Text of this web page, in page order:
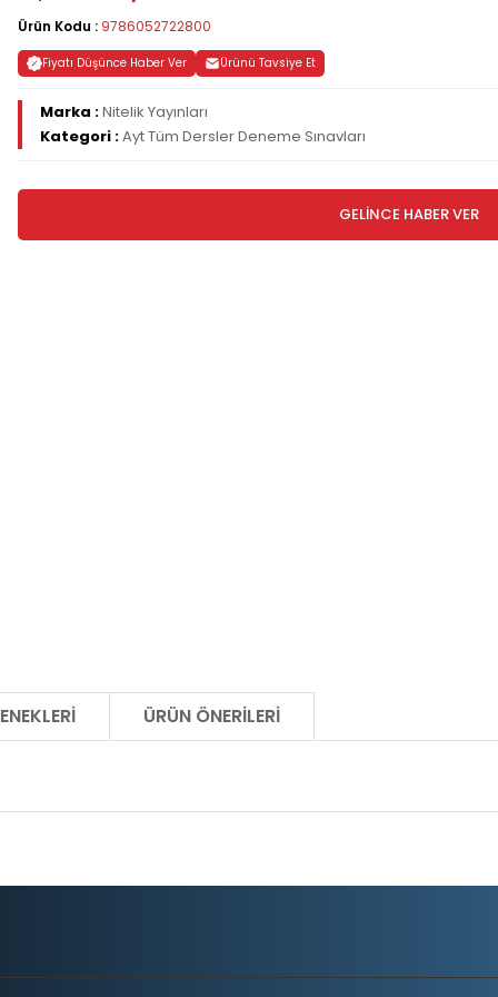
Ürün Kodu : 9786052722800
Fiyatı Düşünce Haber Ver Ürünü Tavsiye Et
Marka :Nitelik Yayınları
Kategori :Ayt Tüm Dersler Deneme Sınavları
GELİNCE HABER VER
ÜRÜN ÖNERILERI